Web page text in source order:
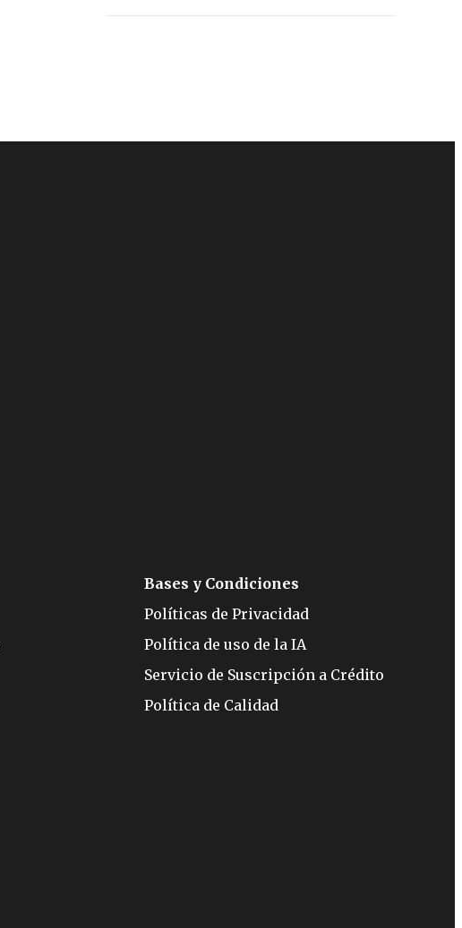
Bases y Condiciones
Políticas de Privacidad
Política de uso de la IA
Servicio de Suscripción a Crédito
Política de Calidad